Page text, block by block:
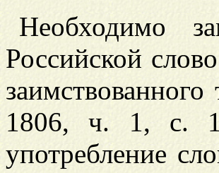
Необходимо
Российской слово
1806, ч. 1, с.
употребление